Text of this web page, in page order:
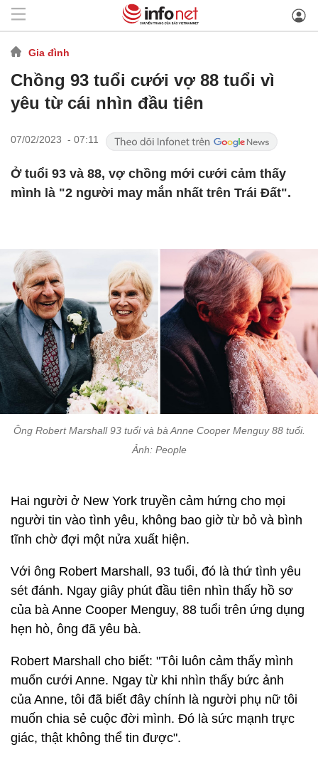
Gia đình
Chồng 93 tuổi cưới vợ 88 tuổi vì
yêu từ cái nhìn đầu tiên
07/02/2023 - 07:11
Ở tuổi 93 và 88, vợ chồng mới cưới cảm thấy
mình là "2 người may mắn nhất trên Trái Đất".
Ông Robert Marshall 93 tuổi và bà Anne Cooper Menguy 88 tuổi.
Ảnh: People
Hai người ở New York truyền cảm hứng cho mọi
người tin vào tình yêu, không bao giờ từ bỏ và bình
tĩnh chờ đợi một nửa xuất hiện.
Với ông Robert Marshall, 93 tuổi, đó là thứ tình yêu
sét đánh. Ngay giây phút đầu tiên nhìn thấy hồ sơ
của bà Anne Cooper Menguy, 88 tuổi trên ứng dụng
hẹn hò, ông đã yêu bà.
Robert Marshall cho biết: "Tôi luôn cảm thấy mình
muốn cưới Anne. Ngay từ khi nhìn thấy bức ảnh
của Anne, tôi đã biết đây chính là người phụ nữ tôi
muốn chia sẻ cuộc đời mình. Đó là sức mạnh trực
giác, thật không thể tin được".